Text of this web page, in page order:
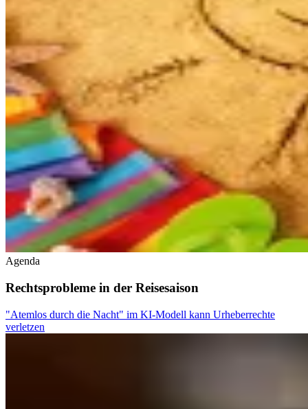
Agenda
Rechtsprobleme in der Reisesaison
"Atemlos durch die Nacht" im KI-Modell kann Urheberrechte
verletzen